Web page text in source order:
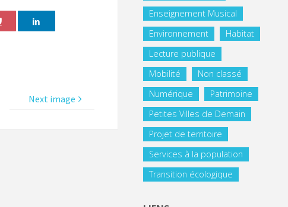
Next image
Enseignement Musical
Environnement
Habitat
Lecture publique
Mobilité
Non classé
Numérique
Patrimoine
Petites Villes de Demain
Projet de territoire
Services à la population
Transition écologique